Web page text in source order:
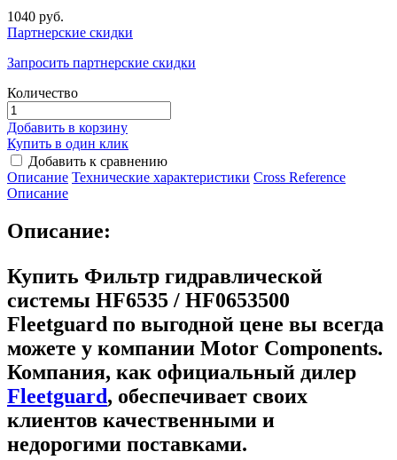
1040 руб.
Партнерские скидки
Запросить партнерские скидки
Количество
Добавить в корзину
Купить в один клик
Добавить к сравнению
Описание Технические характеристики Сross Reference
Описание
Описание:
Купить Фильтр гидравлической
системы HF6535 / HF0653500
Fleetguard по выгодной цене вы всегда
можете у компании Motor Components.
Компания, как официальный дилер
Fleetguard, обеспечивает своих
клиентов качественными и
недорогими поставками.